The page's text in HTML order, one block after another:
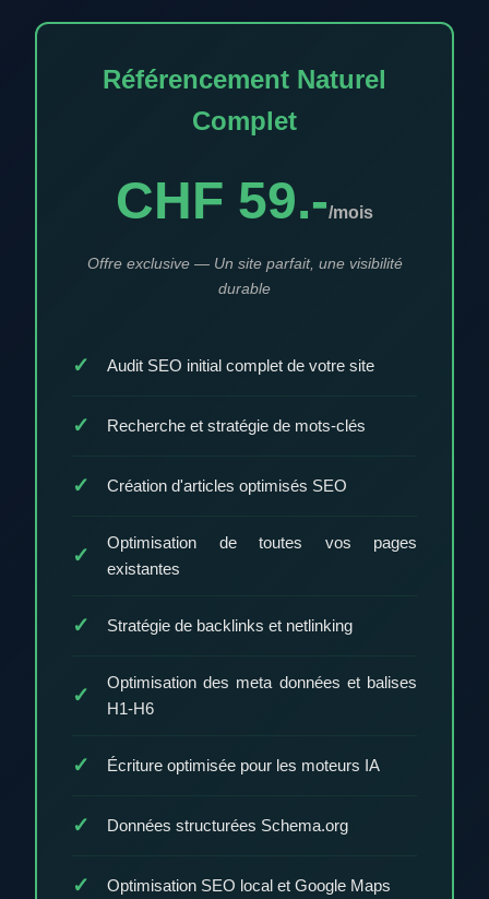
Référencement Naturel
Complet
CHF 59.-/mois
Offre exclusive — Un site parfait, une visibilité
durable
Audit SEO initial complet de votre site
Recherche et stratégie de mots-clés
Création d'articles optimisés SEO
Optimisation de toutes vos pages
existantes
Stratégie de backlinks et netlinking
Optimisation des meta données et balises
H1-H6
Écriture optimisée pour les moteurs IA
Données structurées Schema.org
Optimisation SEO local et Google Maps